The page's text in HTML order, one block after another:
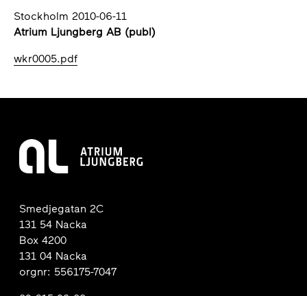
Stockholm 2010-06-11
Atrium Ljungberg AB (publ)
wkr0005.pdf
Smedjegatan 2C
131 54 Nacka
Box 4200
131 04 Nacka
orgnr: 556175-7047